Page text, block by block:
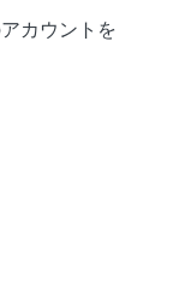
カウントを